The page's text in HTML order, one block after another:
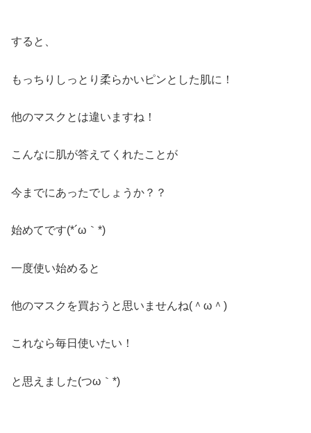
すると、
もっちりしっとり柔らかいピンとした肌に！
他のマスクとは違いますね！
こんなに肌が答えてくれたことが
今までにあったでしょうか？？
始めてです(*´ω｀*)
一度使い始めると
他のマスクを買おうと思いませんね(＾ω＾)
これなら毎日使いたい！
と思えました(つω｀*)